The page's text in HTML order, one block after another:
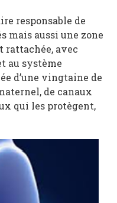
responsable de
mais aussi une zone
rattachée, avec
au système
d’une vingtaine de
de canaux
qui les protègent,